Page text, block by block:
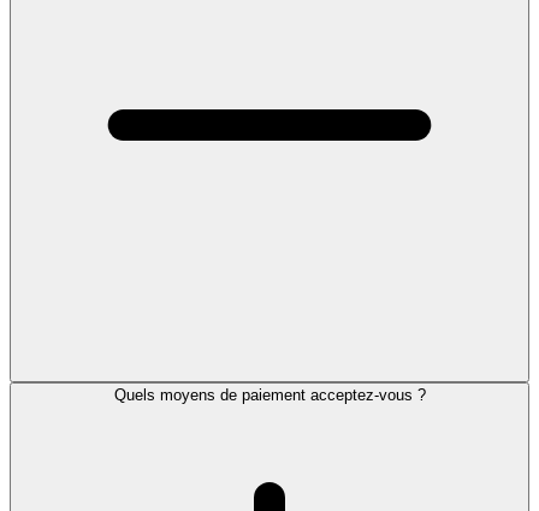
Quels moyens de paiement acceptez-vous ?